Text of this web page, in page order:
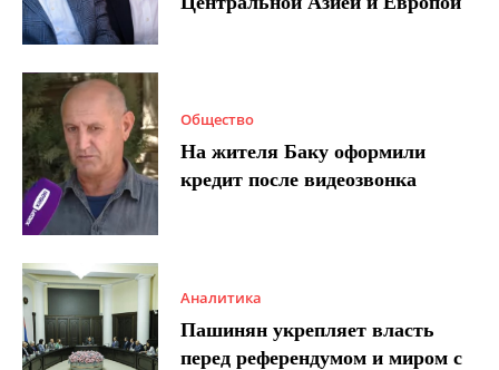
Общество
На жителя Баку оформили
кредит после видеозвонка
Аналитика
Пашинян укрепляет власть
перед референдумом и миром с